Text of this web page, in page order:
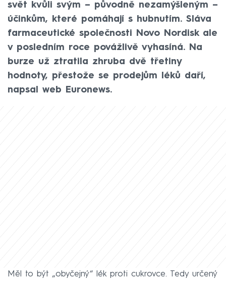
svět kvůli svým – původně nezamýšleným –
účinkům, které pomáhají s hubnutím. Sláva
farmaceutické společnosti Novo Nordisk ale
v posledním roce povážlivě vyhasíná. Na
burze už ztratila zhruba dvě třetiny
hodnoty, přestože se prodejům léků daří,
napsal web Euronews.
Měl to být „obyčejný“ lék proti cukrovce. Tedy určený